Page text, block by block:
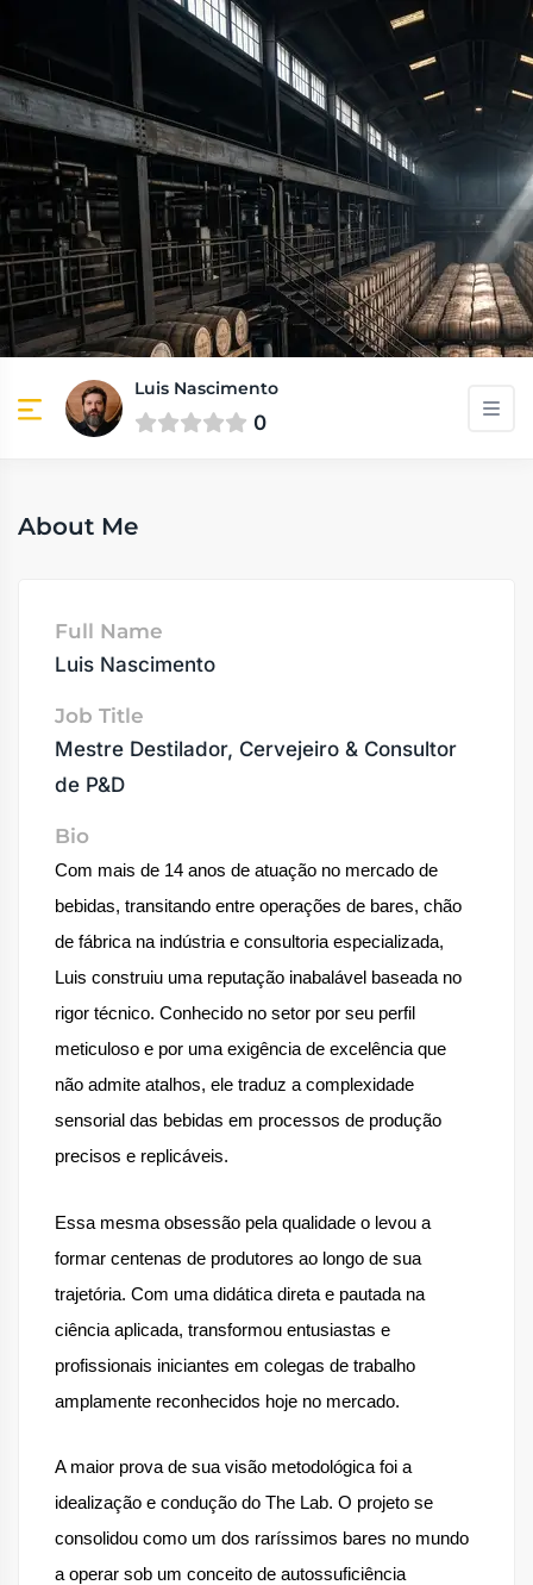
Luis Nascimento
0
About Me
Full Name
Luis Nascimento
Job Title
Mestre Destilador, Cervejeiro & Consultor
de P&D
Bio
Com mais de 14 anos de atuação no mercado de
bebidas, transitando entre operações de bares, chão
de fábrica na indústria e consultoria especializada,
Luis construiu uma reputação inabalável baseada no
rigor técnico. Conhecido no setor por seu perfil
meticuloso e por uma exigência de excelência que
não admite atalhos, ele traduz a complexidade
sensorial das bebidas em processos de produção
precisos e replicáveis.
Essa mesma obsessão pela qualidade o levou a
formar centenas de produtores ao longo de sua
trajetória. Com uma didática direta e pautada na
ciência aplicada, transformou entusiastas e
profissionais iniciantes em colegas de trabalho
amplamente reconhecidos hoje no mercado.
A maior prova de sua visão metodológica foi a
idealização e condução do The Lab. O projeto se
consolidou como um dos raríssimos bares no mundo
a operar sob um conceito de autossuficiência